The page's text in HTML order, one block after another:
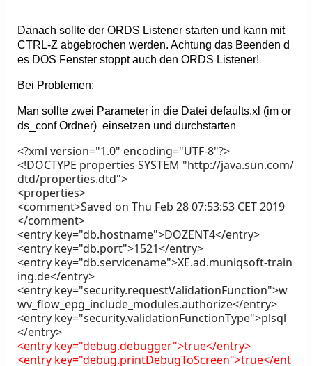
Danach sollte der ORDS Listener starten und kann mit
CTRL-Z abgebrochen werden. Achtung das Beenden d
es DOS Fenster stoppt auch den ORDS Listener!
Bei Problemen:
Man sollte zwei Parameter in die Datei defaults.xl (im or
ds_conf Ordner) einsetzen und durchstarten
<?xml version="1.0" encoding="UTF-8"?>
<!DOCTYPE properties SYSTEM "http://java.sun.com/
dtd/properties.dtd">
<properties>
<comment>Saved on Thu Feb 28 07:53:53 CET 2019
</comment>
<entry key="db.hostname">DOZENT4</entry>
<entry key="db.port">1521</entry>
<entry key="db.servicename">XE.ad.muniqsoft-train
ing.de</entry>
<entry key="security.requestValidationFunction">w
wv_flow_epg_include_modules.authorize</entry>
<entry key="security.validationFunctionType">plsql
</entry>
<entry key="debug.debugger">true</entry>
<entry key="debug.printDebugToScreen">true</ent